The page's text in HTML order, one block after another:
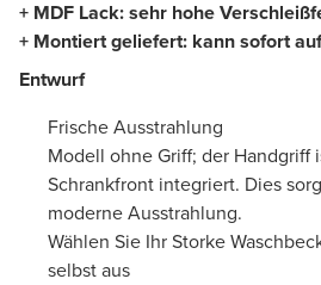
+ MDF Lack: sehr hohe
+ Montiert geliefert: kann sofort
Entwurf
Frische Ausstrahlung
Modell ohne Griff; der Handgriff
Schrankfront integriert. Dies
moderne Ausstrahlung.
Wählen Sie Ihr Storke
selbst aus